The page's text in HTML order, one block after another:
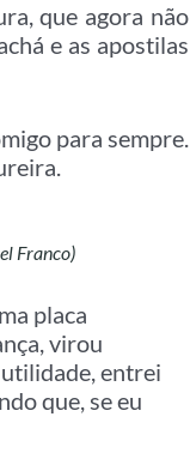
que agora não
e as apostilas
para sempre.
Franco)
placa
virou
utilidade, entrei
que, se eu